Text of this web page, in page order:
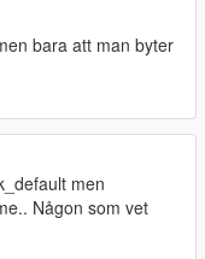
bara att man byter
men
Någon som vet